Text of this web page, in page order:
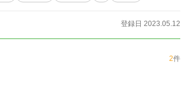
登録日 2023.05.12
2件